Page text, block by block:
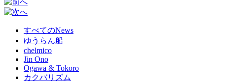
すべてのNews
ゆうらん船
chelmico
Jin Ono
Ogawa & Tokoro
カクバリズム